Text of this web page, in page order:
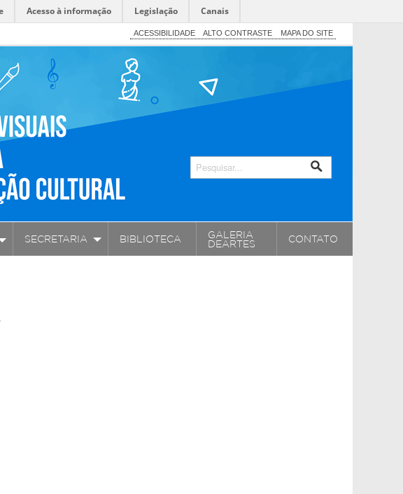
Acesso à informação Legislação Canais
ACESSIBILIDADE ALTO CONTRASTE MAPA DO SITE
SECRETARIA BIBLIOTECA
GALERIA
DEARTES
CONTATO